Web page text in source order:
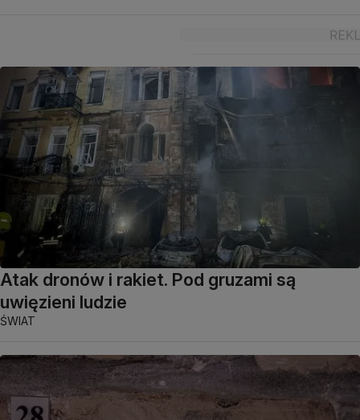
Atak dronów i rakiet. Pod gruzami są
uwięzieni ludzie
ŚWIAT